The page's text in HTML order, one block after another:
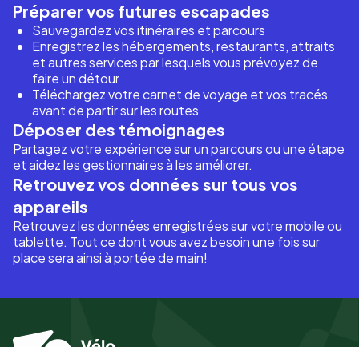
Préparer vos futures escapades
Sauvegardez vos itinéraires et parcours
Enregistrez les hébergements, restaurants, attraits
et autres services par lesquels vous prévoyez de
faire un détour
Téléchargez votre carnet de voyage et vos tracés
avant de partir sur les routes
Déposer des témoignages
Partagez votre expérience sur un parcours ou une étape
et aidez les gestionnaires à les améliorer.
Retrouvez vos données sur tous vos
appareils
Retrouvez les données enregistrées sur votre mobile ou
tablette. Tout ce dont vous avez besoin une fois sur
place sera ainsi à portée de main!